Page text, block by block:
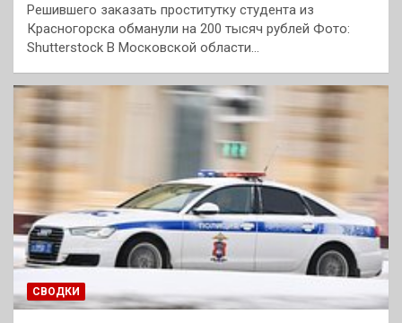
Решившего заказать проститутку студента из
Красногорска обманули на 200 тысяч рублей Фото:
Shutterstock В Московской области…
СВОДКИ